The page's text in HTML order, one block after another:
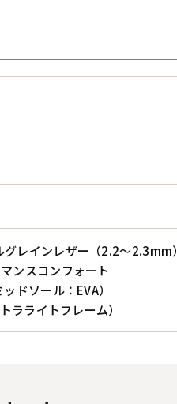
レインレザー（2.2～2.3mm）
ンスコンフォート
ソール：EVA）
ラライトフレーム）